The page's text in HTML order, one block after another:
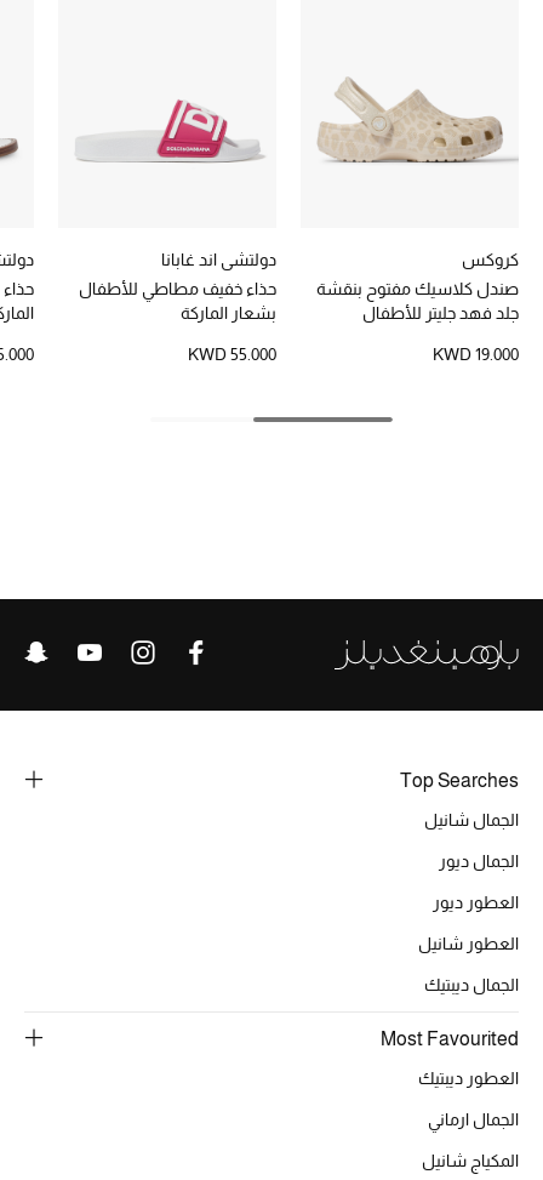
هدايا للنساء
جميع الأحذية النسائية
جميع الحقائب النسائية
جميع الإكسسورات النسائية
دليل ملتزمات الحقائب
حقائب رجالية
حقائب الأطفال
أبرز المصممين
أبرز الحقائب
تسوقوا الحقائب
كروكس
صندل كلاسيك مفتوح بنقشة
جلد فهد جليتر للأطفال
KWD 19.000
دولتشي اند غابانا
حذاء خفيف مطاطي للأطفال
بشعار الماركة
KWD 55.000
Top Searches
الجمال شانيل
الجمال ديور
العطور ديور
العطور شانيل
الجمال ديبتيك
Most Favourited
العطور ديبتيك
الجمال ارماني
المكياج شانيل